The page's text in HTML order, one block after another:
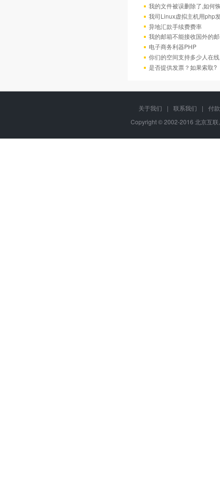
我的文件被误删除了,如何
我司Linux虚拟主机用php
异地汇款手续费费率
我的邮箱不能接收国外的
电子商务利器PHP
你们的空间支持多少人在
是否提供发票？如果索取?
关于我们 | 联系我们 |
付
Copyright © 2002-2016 北京互